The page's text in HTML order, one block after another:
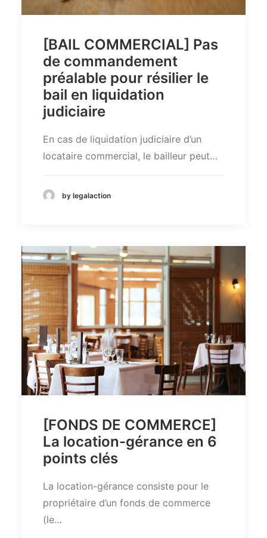
[BAIL COMMERCIAL] Pas
de commandement
préalable pour résilier le
bail en liquidation
judiciaire
En cas de liquidation judiciaire d’un
locataire commercial, le bailleur peut…
by legalaction
[FONDS DE COMMERCE]
La location-gérance en 6
points clés
La location-gérance consiste pour le
propriétaire d’un fonds de commerce
(le…